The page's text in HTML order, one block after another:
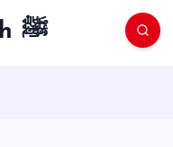
Resulullah ﷺ